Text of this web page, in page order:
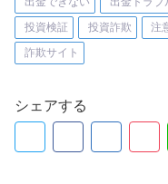
投資検証
投資詐欺 注
詐欺サイト
シェアする